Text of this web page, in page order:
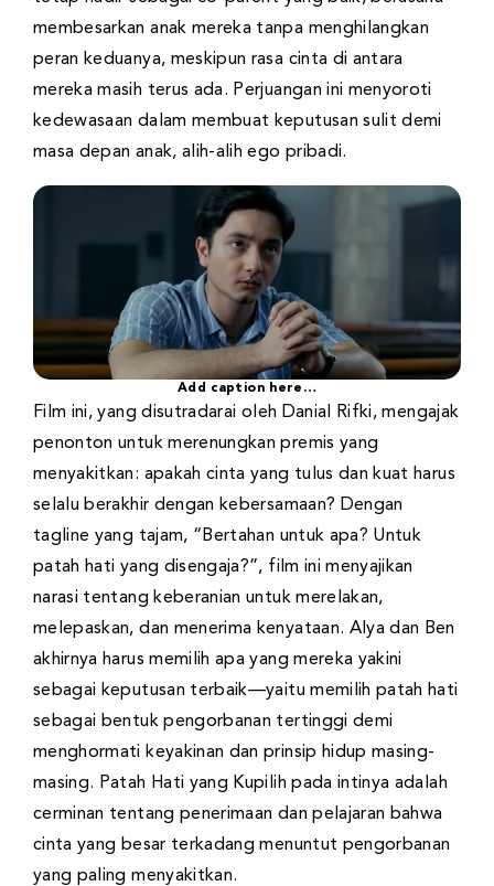
membesarkan anak mereka tanpa menghilangkan
peran keduanya, meskipun rasa cinta di antara
mereka masih terus ada. Perjuangan ini menyoroti
kedewasaan dalam membuat keputusan sulit demi
masa depan anak, alih-alih ego pribadi.
Add caption here…
Film ini, yang disutradarai oleh Danial Rifki, mengajak
penonton untuk merenungkan premis yang
menyakitkan: apakah cinta yang tulus dan kuat harus
selalu berakhir dengan kebersamaan? Dengan
tagline yang tajam, “Bertahan untuk apa? Untuk
patah hati yang disengaja?”, film ini menyajikan
narasi tentang keberanian untuk merelakan,
melepaskan, dan menerima kenyataan. Alya dan Ben
akhirnya harus memilih apa yang mereka yakini
sebagai keputusan terbaik—yaitu memilih patah hati
sebagai bentuk pengorbanan tertinggi demi
menghormati keyakinan dan prinsip hidup masing-
masing. Patah Hati yang Kupilih pada intinya adalah
cerminan tentang penerimaan dan pelajaran bahwa
cinta yang besar terkadang menuntut pengorbanan
yang paling menyakitkan.